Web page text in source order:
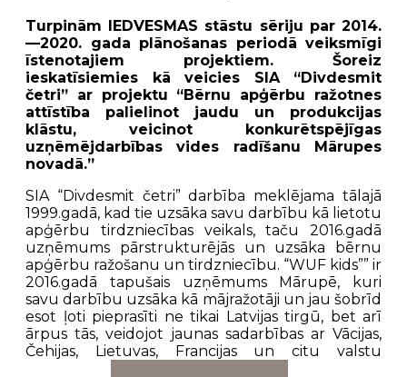
Turpinām IEDVESMAS stāstu sēriju par 2014.
—2020. gada plānošanas periodā veiksmīgi
īstenotajiem projektiem. Šoreiz
ieskatīsiemies kā veicies SIA “Divdesmit
četri” ar projektu “Bērnu apģērbu ražotnes
attīstība palielinot jaudu un produkcijas
klāstu, veicinot konkurētspējīgas
uzņēmējdarbības vides radīšanu Mārupes
novadā.”
SIA “Divdesmit četri” darbība meklējama tālajā
1999.gadā, kad tie uzsāka savu darbību kā lietotu
apģērbu tirdzniecības veikals, taču 2016.gadā
uzņēmums pārstrukturējās un uzsāka bērnu
apģērbu ražošanu un tirdzniecību. “WUF kids”” ir
2016.gadā tapušais uzņēmums Mārupē, kuri
savu darbību uzsāka kā mājražotāji un jau šobrīd
esot ļoti pieprasīti ne tikai Latvijas tirgū, bet arī
ārpus tās, veidojot jaunas sadarbības ar Vācijas,
Čehijas, Lietuvas, Francijas un citu valstu